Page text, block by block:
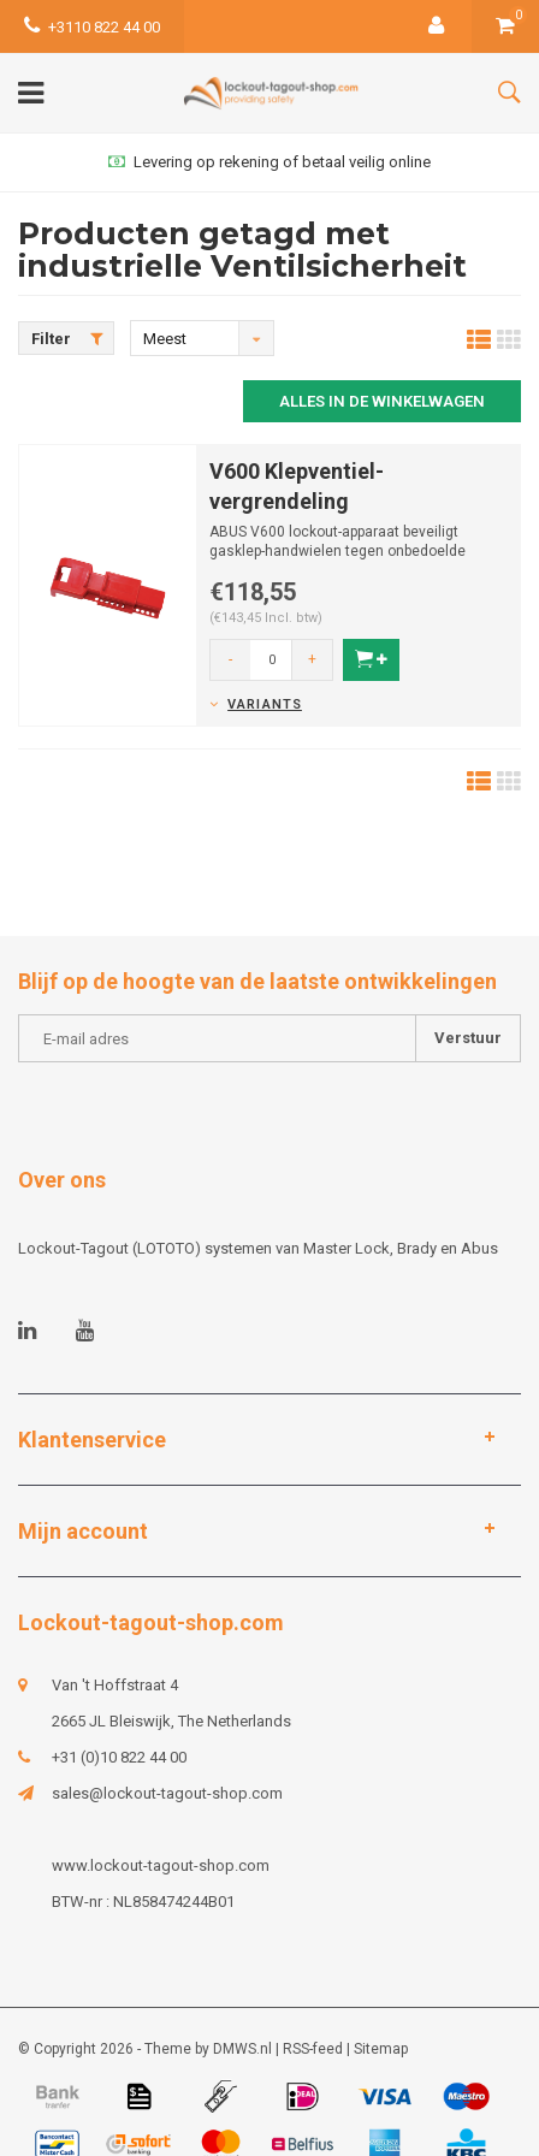
+3110 822 44 00
0
Levering op rekening of betaal veilig online
Producten getagd met
industrielle Ventilsicherheit
Filter
Meest
ALLES IN DE WINKELWAGEN
V600 Klepventiel-
vergrendeling
ABUS V600 lockout-apparaat beveiligt
gasklep-handwielen tegen onbedoelde
€118,55
(€143,45 Incl. btw)
- +
VARIANTS
Blijf op de hoogte van de laatste ontwikkelingen
Verstuur
Over ons
Lockout-Tagout (LOTOTO) systemen van Master Lock, Brady en Abus
Klantenservice
Mijn account
Lockout-tagout-shop.com
Van 't Hoffstraat 4
2665 JL Bleiswijk, The Netherlands
+31 (0)10 822 44 00
sales@lockout-tagout-shop.com
www.lockout-tagout-shop.com
BTW-nr : NL858474244B01
© Copyright 2026 - Theme by DMWS.nl RSS-feed Sitemap